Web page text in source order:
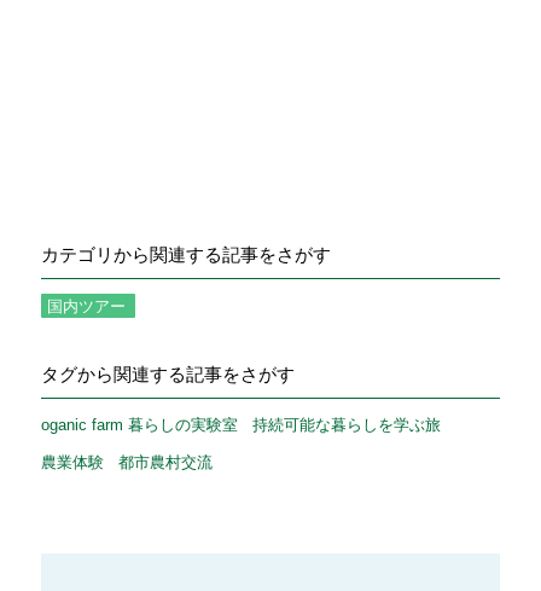
カテゴリから関連する記事をさがす
国内ツアー
タグから関連する記事をさがす
oganic farm 暮らしの実験室 持続可能な暮らしを学ぶ旅
農業体験 都市農村交流